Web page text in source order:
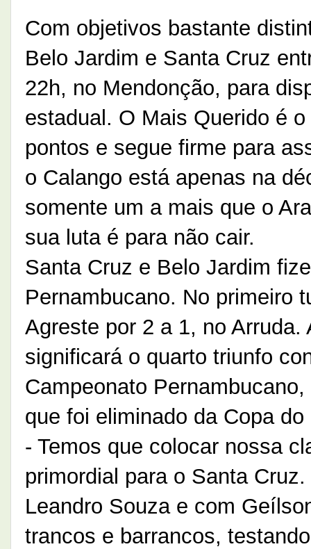
Com objetivos bastante
Belo Jardim e Santa Cruz
22h, no Mendonção, para
estadual. O Mais Querido é
pontos e segue firme para
o Calango está apenas na
somente um a mais que o
sua luta é para não cair.
Santa Cruz e Belo Jardim
Pernambucano. No primeiro
Agreste por 2 a 1, no
significará o quarto triunfo
Campeonato
que foi eliminado da Copa
- Temos que colocar nossa
primordial para o Santa
Leandro Souza e com
trancos e barrancos,